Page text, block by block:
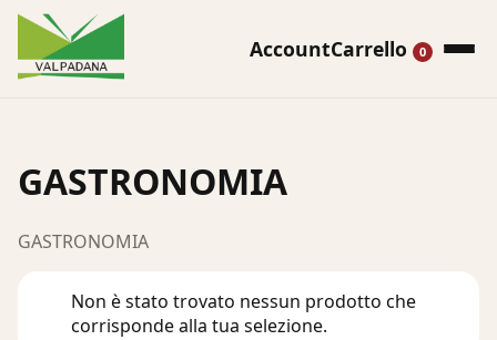
AccountCarrello 0
GASTRONOMIA
GASTRONOMIA
Non è stato trovato nessun prodotto che
corrisponde alla tua selezione.